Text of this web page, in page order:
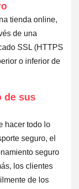
tienda online,
de una
SSL (HTTPS
o inferior de
de sus
hacer todo lo
seguro, el
seguro
los clientes
de los